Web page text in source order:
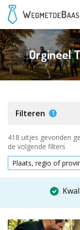
Orgineel
Filteren 1
418 uitjes gevonden
de volgende filters
Plaats, regio of